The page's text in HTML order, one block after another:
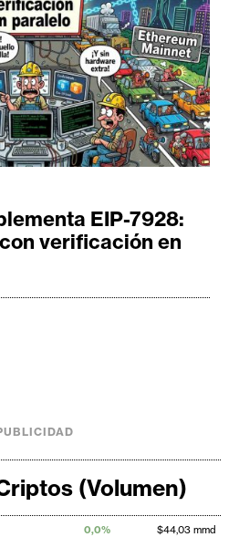
EIP-7928:
verificación en
(Volumen)
0,0%
$44,03 mmd